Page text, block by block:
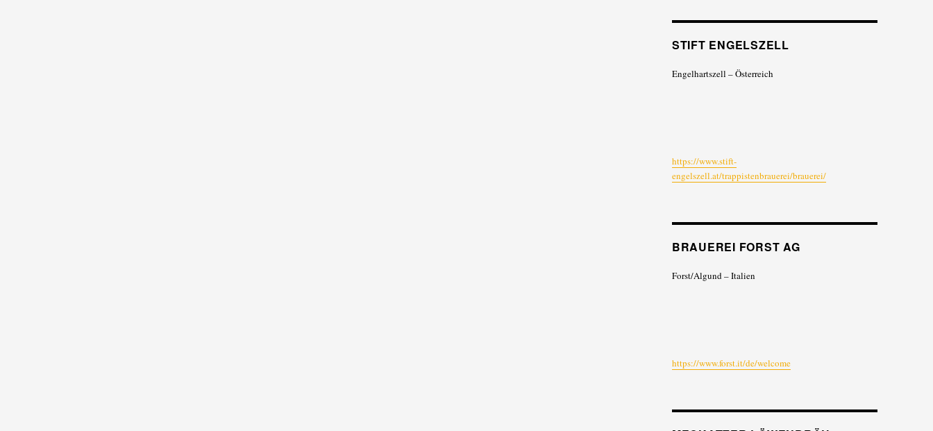
STIFT ENGELSZELL
Engelhartszell – Österreich
https://www.stift-
engelszell.at/trappistenbrauerei/brauerei/
BRAUEREI FORST AG
Forst/Algund – Italien
https://www.forst.it/de/welcome